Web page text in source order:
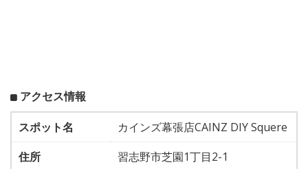
アクセス情報
スポット名
カインズ幕張店CAINZ DIY Squere
住所
習志野市芝園1丁目2-1